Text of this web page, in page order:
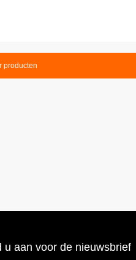
producten
u aan voor de nieuwsbrief